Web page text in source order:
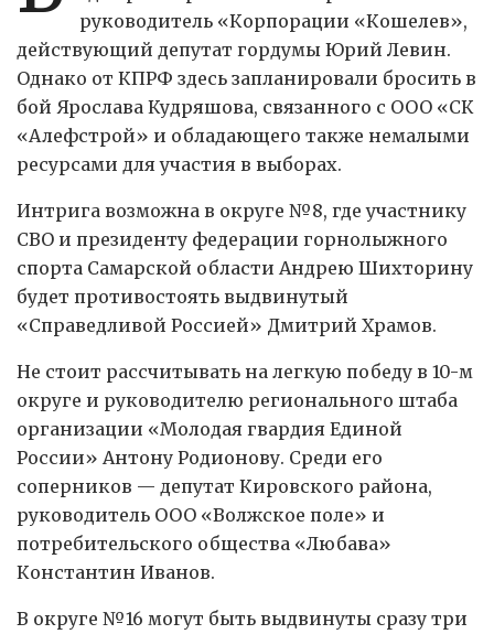
руководитель «Корпорации «Кошелев»,
действующий депутат гордумы Юрий Левин.
Однако от КПРФ здесь запланировали бросить в
бой Ярослава Кудряшова, связанного с ООО «СК
«Алефстрой» и обладающего также немалыми
ресурсами для участия в выборах.
Интрига возможна в округе №8, где участнику
СВО и президенту федерации горнолыжного
спорта Самарской области Андрею Шихторину
будет противостоять выдвинутый
«Справедливой Россией» Дмитрий Храмов.
Не стоит рассчитывать на легкую победу в 10-м
округе и руководителю регионального штаба
организации «Молодая гвардия Единой
России» Антону Родионову. Среди его
соперников — депутат Кировского района,
руководитель ООО «Волжское поле» и
потребительского общества «Любава»
Константин Иванов.
В округе №16 могут быть выдвинуты сразу три